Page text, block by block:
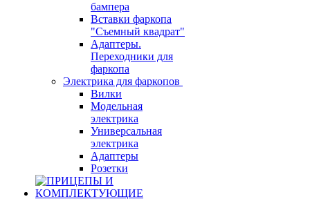
бампера
Вставки фаркопа
"Съемный квадрат"
Адаптеры.
Переходники для
фаркопа
Электрика для фаркопов
Вилки
Модельная
электрика
Универсальная
электрика
Адаптеры
Розетки